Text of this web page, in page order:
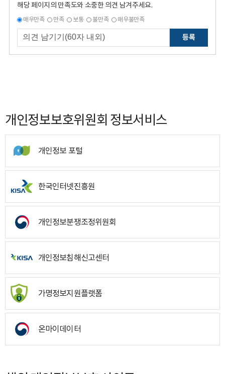
해당 페이지의 만족도와 소중한 의견 남겨주세요.
매우만족 만족 보통 불만족 매우불만족
등록
개인정보보호위원회 정보서비스
개인정보 포털
한국인터넷진흥원
개인정보분쟁조정위원회
개인정보침해신고센터
가명정보지원플랫폼
온마이데이터